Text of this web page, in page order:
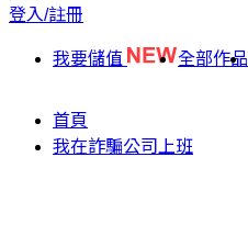
登入/註冊
我要儲值 全部作品
首頁
我在詐騙公司上班